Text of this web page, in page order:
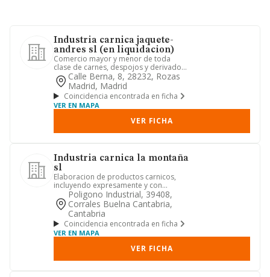
Industria carnica jaquete-
andres sl (en liquidacion)
Comercio mayor y menor de toda
clase de carnes, despojos y derivados
carnicos, embutidos, fiambres,...
Calle Berna, 8, 28232, Rozas
Madrid, Madrid
Coincidencia encontrada en ficha
VER EN MAPA
VER FICHA
Industria carnica la montaña
sl
Elaboracion de productos carnicos,
incluyendo expresamente y con
caracter no limitativo la fabricac...
Poligono Industrial, 39408,
Corrales Buelna Cantabria,
Cantabria
Coincidencia encontrada en ficha
VER EN MAPA
VER FICHA